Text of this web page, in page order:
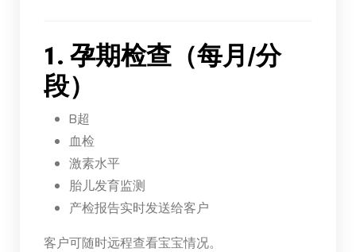
1. 孕期检查（每月/分
段）
B超
血检
激素水平
胎儿发育监测
产检报告实时发送给客户
客户可随时远程查看宝宝情况。